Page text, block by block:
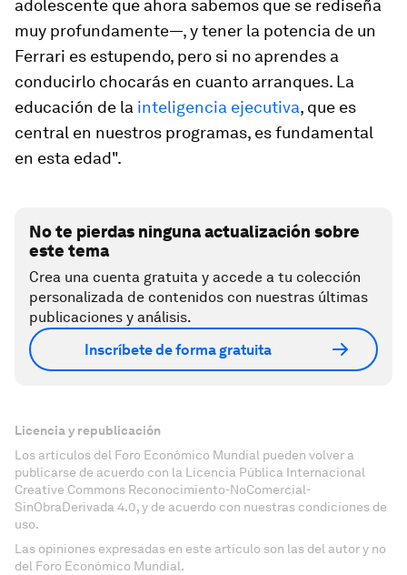
adolescente que ahora sabemos que se rediseña
muy profundamente—, y tener la potencia de un
Ferrari es estupendo, pero si no aprendes a
conducirlo chocarás en cuanto arranques. La
educación de la inteligencia ejecutiva, que es
central en nuestros programas, es fundamental
en esta edad".
No te pierdas ninguna actualización sobre
este tema
Crea una cuenta gratuita y accede a tu colección
personalizada de contenidos con nuestras últimas
publicaciones y análisis.
Inscríbete de forma gratuita
Licencia y republicación
Los artículos del Foro Económico Mundial pueden volver a
publicarse de acuerdo con la Licencia Pública Internacional
Creative Commons Reconocimiento-NoComercial-
SinObraDerivada 4.0, y de acuerdo con nuestras condiciones de
uso.
Las opiniones expresadas en este artículo son las del autor y no
del Foro Económico Mundial.